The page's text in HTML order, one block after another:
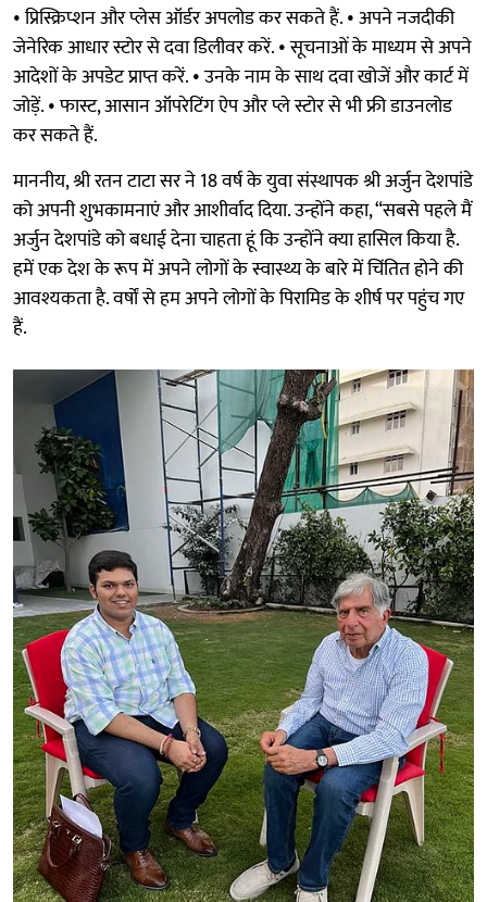
• प्रिस्क्रिप्शन और प्लेस ऑर्डर अपलोड कर सकते हैं. • अपने नजदीकी
जेनेरिक आधार स्टोर से दवा डिलीवर करें. • सूचनाओं के माध्यम से अपने
आदेशों के अपडेट प्राप्त करें. • उनके नाम के साथ दवा खोजें और कार्ट में
जोड़ें. • फास्ट, आसान ऑपरेटिंग ऐप और प्ले स्टोर से भी फ्री डाउनलोड
कर सकते हैं.
माननीय, श्री रतन टाटा सर ने 18 वर्ष के युवा संस्थापक श्री अर्जुन देशपांडे
को अपनी शुभकामनाएं और आशीर्वाद दिया. उन्होंने कहा, “सबसे पहले मैं
अर्जुन देशपांडे को बधाई देना चाहता हूं कि उन्होंने क्या हासिल किया है.
हमें एक देश के रूप में अपने लोगों के स्वास्थ्य के बारे में चिंतित होने की
आवश्यकता है. वर्षों से हम अपने लोगों के पिरामिड के शीर्ष पर पहुंच गए
हैं.